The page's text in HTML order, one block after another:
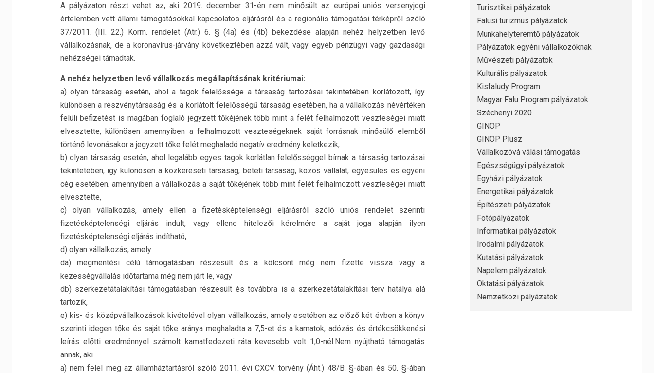
A pályázaton részt vehet az, aki 2019. december 31-én nem minősült az európai uniós versenyjogi
értelemben vett állami támogatásokkal kapcsolatos eljárásról és a regionális támogatási térképről szóló
37/2011. (III. 22.) Korm. rendelet (Atr.) 6. § (4a) és (4b) bekezdése alapján nehéz helyzetben levő
vállalkozásnak, de a koronavírus-járvány következtében azzá vált, vagy egyéb pénzügyi vagy gazdasági
nehézségei támadtak.
A nehéz helyzetben levő vállalkozás megállapításának kritériumai:
a) olyan társaság esetén, ahol a tagok felelőssége a társaság tartozásai tekintetében korlátozott, így
különösen a részvénytársaság és a korlátolt felelősségű társaság esetében, ha a vállalkozás névértéken
felüli befizetést is magában foglaló jegyzett tőkéjének több mint a felét felhalmozott veszteségei miatt
elvesztette, különösen amennyiben a felhalmozott veszteségeknek saját forrásnak minősülő elemből
történő levonásakor a jegyzett tőke felét meghaladó negatív eredmény keletkezik,
b) olyan társaság esetén, ahol legalább egyes tagok korlátlan felelősséggel bírnak a társaság tartozásai
tekintetében, így különösen a közkereseti társaság, betéti társaság, közös vállalat, egyesülés és egyéni
cég esetében, amennyiben a vállalkozás a saját tőkéjének több mint felét felhalmozott veszteségei miatt
elvesztette,
c) olyan vállalkozás, amely ellen a fizetésképtelenségi eljárásról szóló uniós rendelet szerinti
fizetésképtelenségi eljárás indult, vagy ellene hitelezői kérelmére a saját joga alapján ilyen
fizetésképtelenségi eljárás indítható,
d) olyan vállalkozás, amely
da) megmentési célú támogatásban részesült és a kölcsönt még nem fizette vissza vagy a
kezességvállalás időtartama még nem járt le, vagy
db) szerkezetátalakítási támogatásban részesült és továbbra is a szerkezetátalakítási terv hatálya alá
tartozik,
e) kis- és középvállalkozások kivételével olyan vállalkozás, amely esetében az előző két évben a könyv
szerinti idegen tőke és saját tőke aránya meghaladta a 7,5-et és a kamatok, adózás és értékcsökkenési
leírás előtti eredménnyel számolt kamatfedezeti ráta kevesebb volt 1,0-nél.Nem nyújtható támogatás
annak, aki
a) nem felel meg az államháztartásról szóló 2011. évi CXCV. törvény (Áht.) 48/B. §-ában és 50. §-ában
Turisztikai pályázatok
Falusi turizmus pályázatok
Munkahelyteremtő pályázatok
Pályázatok egyéni vállalkozóknak
Művészeti pályázatok
Kulturális pályázatok
Kisfaludy Program
Magyar Falu Program pályázatok
Széchenyi 2020
GINOP
GINOP Plusz
Vállalkozóvá válási támogatás
Egészségügyi pályázatok
Egyházi pályázatok
Energetikai pályázatok
Építészeti pályázatok
Fotópályázatok
Informatikai pályázatok
Irodalmi pályázatok
Kutatási pályázatok
Napelem pályázatok
Oktatási pályázatok
Nemzetközi pályázatok